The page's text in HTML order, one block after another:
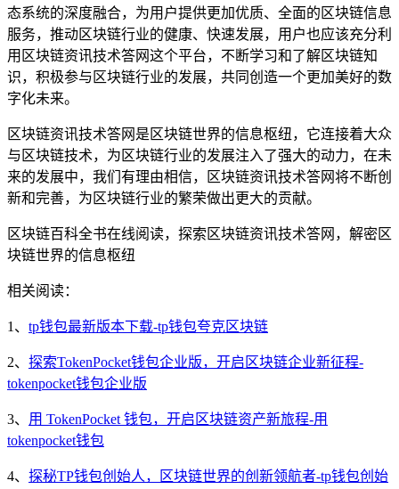
态系统的深度融合，为用户提供更加优质、全面的区块链信息
服务，推动区块链行业的健康、快速发展，用户也应该充分利
用区块链资讯技术答网这个平台，不断学习和了解区块链知
识，积极参与区块链行业的发展，共同创造一个更加美好的数
字化未来。
区块链资讯技术答网是区块链世界的信息枢纽，它连接着大众
与区块链技术，为区块链行业的发展注入了强大的动力，在未
来的发展中，我们有理由相信，区块链资讯技术答网将不断创
新和完善，为区块链行业的繁荣做出更大的贡献。
区块链百科全书在线阅读，探索区块链资讯技术答网，解密区
块链世界的信息枢纽
相关阅读：
1、 tp钱包最新版本下载-tp钱包夸克区块链
2、 探索TokenPocket钱包企业版，开启区块链企业新征程-
tokenpocket钱包企业版
3、 用 TokenPocket 钱包，开启区块链资产新旅程-用
tokenpocket钱包
4、 探秘TP钱包创始人，区块链世界的创新领航者-tp钱包创始